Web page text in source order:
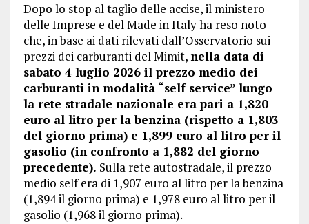
Dopo lo stop al taglio delle accise, il ministero
delle Imprese e del Made in Italy ha reso noto
che, in base ai dati rilevati dall’Osservatorio sui
prezzi dei carburanti del Mimit, nella data di
sabato 4 luglio 2026 il prezzo medio dei
carburanti in modalità “self service” lungo
la rete stradale nazionale era pari a 1,820
euro al litro per la benzina (rispetto a 1,803
del giorno prima) e 1,899 euro al litro per il
gasolio (in confronto a 1,882 del giorno
precedente). Sulla rete autostradale, il prezzo
medio self era di 1,907 euro al litro per la benzina
(1,894 il giorno prima) e 1,978 euro al litro per il
gasolio (1,968 il giorno prima).